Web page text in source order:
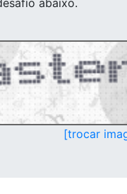
abaixo.
[trocar